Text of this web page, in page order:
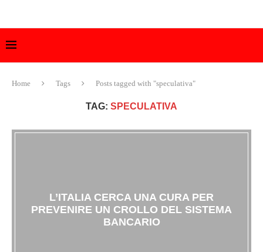
Home Tags Posts tagged with "speculativa"
TAG: SPECULATIVA
L’ITALIA CERCA UNA CURA PER
PREVENIRE UN CROLLO DEL SISTEMA
BANCARIO